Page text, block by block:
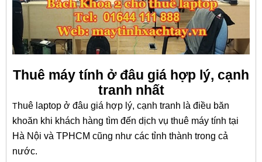
Thuê máy tính ở đâu giá hợp lý, cạnh
tranh nhất
Thuê laptop ở đâu giá hợp lý, cạnh tranh là điều băn
khoăn khi khách hàng tìm đến dịch vụ thuê máy tính tại
Hà Nội và TPHCM cũng như các tỉnh thành trong cả
nước.